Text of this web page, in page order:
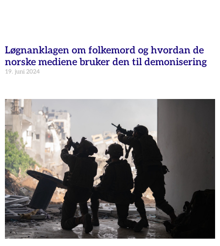
Løgnanklagen om folkemord og hvordan de
norske mediene bruker den til demonisering
19. juni 2024